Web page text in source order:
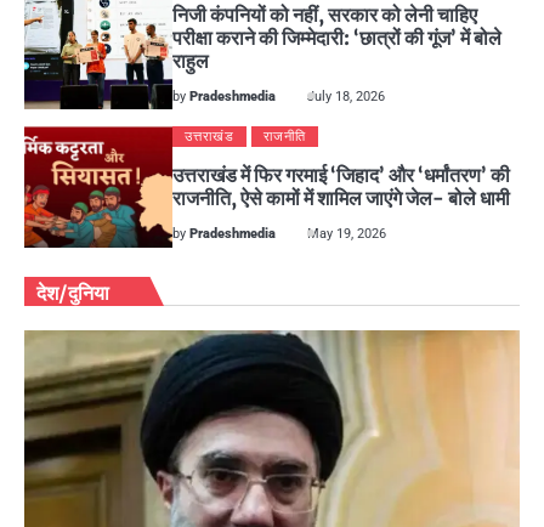
निजी कंपनियों को नहीं, सरकार को लेनी चाहिए
परीक्षा कराने की जिम्मेदारी: ‘छात्रों की गूंज’ में बोले
राहुल
byPradeshmedia July 18, 2026
उत्तराखंड राजनीति
उत्तराखंड में फिर गरमाई ‘जिहाद’ और ‘धर्मांतरण’ की
राजनीति, ऐसे कामों में शामिल जाएंगे जेल- बोले धामी
byPradeshmedia May 19, 2026
देश/दुनिया